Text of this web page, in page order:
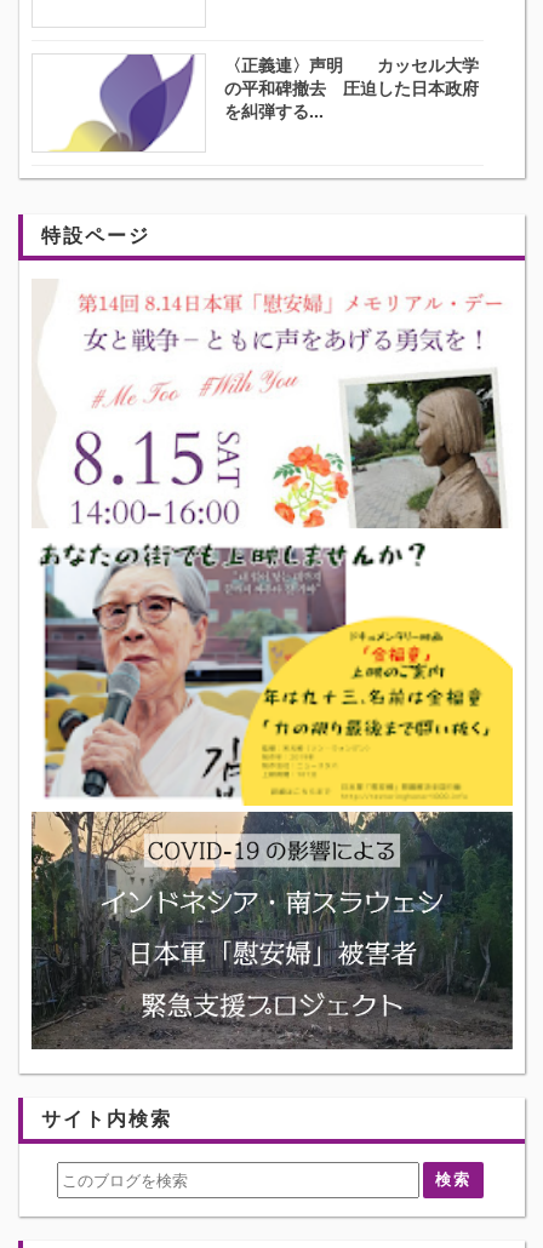
〈正義連〉声明 カッセル大学
の平和碑撤去 圧迫した日本政府
を糾弾する...
特設ページ
サイト内検索